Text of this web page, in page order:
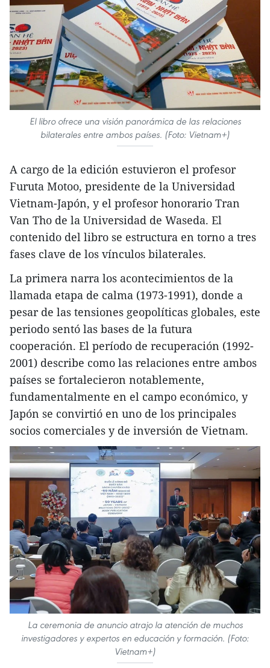
El libro ofrece una visión panorámica de las relaciones
bilaterales entre ambos países. (Foto: Vietnam+)
A cargo de la edición estuvieron el profesor
Furuta Motoo, presidente de la Universidad
Vietnam-Japón, y el profesor honorario Tran
Van Tho de la Universidad de Waseda. El
contenido del libro se estructura en torno a tres
fases clave de los vínculos bilaterales.
La primera narra los acontecimientos de la
llamada etapa de calma (1973-1991), donde a
pesar de las tensiones geopolíticas globales, este
periodo sentó las bases de la futura
cooperación. El período de recuperación (1992-
2001) describe como las relaciones entre ambos
países se fortalecieron notablemente,
fundamentalmente en el campo económico, y
Japón se convirtió en uno de los principales
socios comerciales y de inversión de Vietnam.
La ceremonia de anuncio atrajo la atención de muchos
investigadores y expertos en educación y formación. (Foto:
Vietnam+)